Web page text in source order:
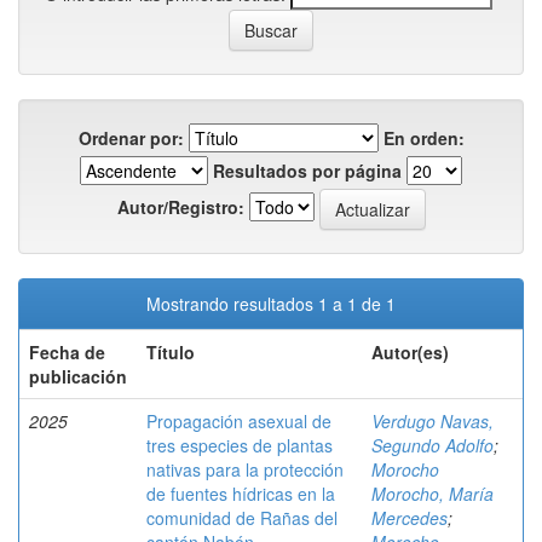
Ordenar por:
En orden:
Resultados por página
Autor/Registro:
Mostrando resultados 1 a 1 de 1
Fecha de
publicación
Título Autor(es)
2025
Propagación asexual de
tres especies de plantas
nativas para la protección
de fuentes hídricas en la
comunidad de Rañas del
Verdugo Navas,
Segundo Adolfo;
Morocho
Morocho, María
Mercedes;